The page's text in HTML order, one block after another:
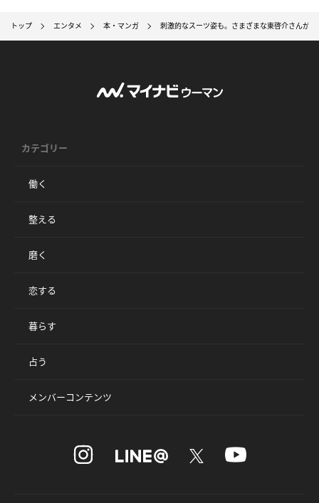
トップ エンタメ 本・マンガ 刺激的なスーツ姿も。さまざまな東啓介さんが
カテゴリー
働く
整える
磨く
恋する
暮らす
占う
メンバーコンテンツ